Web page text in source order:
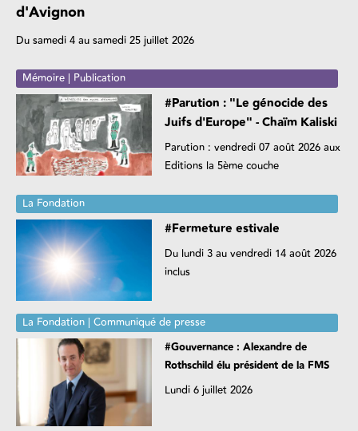
d'Avignon
Du samedi 4 au samedi 25 juillet 2026
Mémoire | Publication
#Parution : "Le génocide des
Juifs d'Europe" - Chaïm Kaliski
Parution : vendredi 07 août 2026 aux
Editions la 5ème couche
La Fondation
#Fermeture estivale
Du lundi 3 au vendredi 14 août 2026
inclus
La Fondation | Communiqué de presse
#Gouvernance : Alexandre de
Rothschild élu président de la FMS
Lundi 6 juillet 2026